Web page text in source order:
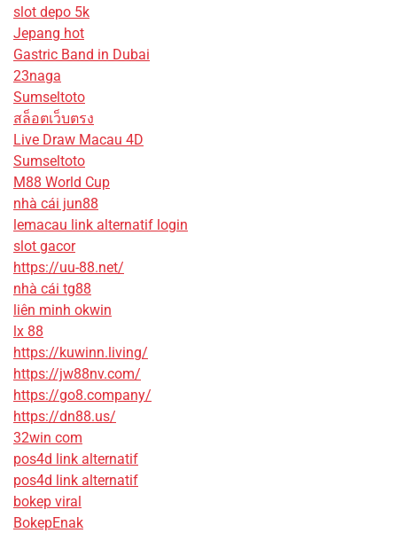
slot depo 5k
Jepang hot
Gastric Band in Dubai
23naga
Sumseltoto
สล็อตเว็บตรง
Live Draw Macau 4D
Sumseltoto
M88 World Cup
nhà cái jun88
lemacau link alternatif login
slot gacor
https://uu-88.net/
nhà cái tg88
liên minh okwin
lx 88
https://kuwinn.living/
https://jw88nv.com/
https://go8.company/
https://dn88.us/
32win com
pos4d link alternatif
pos4d link alternatif
bokep viral
BokepEnak